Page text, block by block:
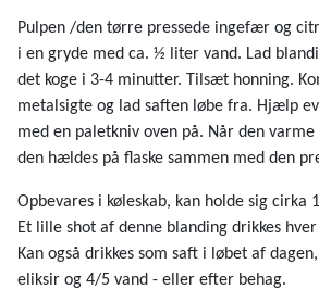
Pulpen /den tørre pressede ingefær og
i en gryde med ca. ½ liter vand. Lad
det koge i 3-4 minutter. Tilsæt honning.
metalsigte og lad saften løbe fra. Hjælp
med en paletkniv oven på. Når den
den hældes på flaske sammen med den
Opbevares i køleskab, kan holde sig cirka
Et lille shot af denne blanding drikkes
Kan også drikkes som saft i løbet af
eliksir og 4/5 vand - eller efter behag.